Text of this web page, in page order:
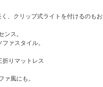
、クリップ式ライトを付けるのもお
ンス。
ァスタイル。
折りマットレス
ァ風にも。